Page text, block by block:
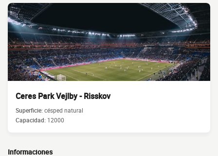
Ceres Park Vejlby - Risskov
Superficie:césped natural
Capacidad: 12000
Informaciones